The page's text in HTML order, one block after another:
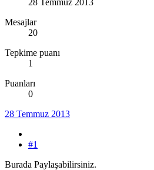
28 Temmuz 2013
Mesajlar
20
Tepkime puanı
1
Puanları
0
28 Temmuz 2013
#1
Burada Paylaşabilirsiniz.